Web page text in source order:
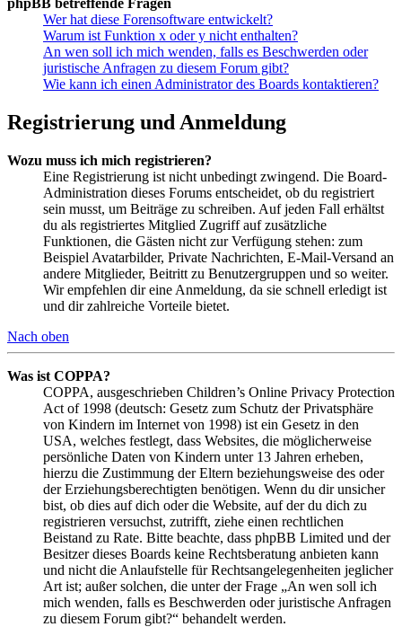
Wer hat diese Forensoftware entwickelt?
Warum ist Funktion x oder y nicht enthalten?
An wen soll ich mich wenden, falls es Beschwerden oder
juristische Anfragen zu diesem Forum gibt?
Wie kann ich einen Administrator des Boards kontaktieren?
Registrierung und Anmeldung
Wozu muss ich mich registrieren?
Eine Registrierung ist nicht unbedingt zwingend. Die Board-
Administration dieses Forums entscheidet, ob du registriert
sein musst, um Beiträge zu schreiben. Auf jeden Fall erhältst
du als registriertes Mitglied Zugriff auf zusätzliche
Funktionen, die Gästen nicht zur Verfügung stehen: zum
Beispiel Avatarbilder, Private Nachrichten, E-Mail-Versand an
andere Mitglieder, Beitritt zu Benutzergruppen und so weiter.
Wir empfehlen dir eine Anmeldung, da sie schnell erledigt ist
und dir zahlreiche Vorteile bietet.
Nach oben
Was ist COPPA?
COPPA, ausgeschrieben Children’s Online Privacy Protection
Act of 1998 (deutsch: Gesetz zum Schutz der Privatsphäre
von Kindern im Internet von 1998) ist ein Gesetz in den
USA, welches festlegt, dass Websites, die möglicherweise
persönliche Daten von Kindern unter 13 Jahren erheben,
hierzu die Zustimmung der Eltern beziehungsweise des oder
der Erziehungsberechtigten benötigen. Wenn du dir unsicher
bist, ob dies auf dich oder die Website, auf der du dich zu
registrieren versuchst, zutrifft, ziehe einen rechtlichen
Beistand zu Rate. Bitte beachte, dass phpBB Limited und der
Besitzer dieses Boards keine Rechtsberatung anbieten kann
und nicht die Anlaufstelle für Rechtsangelegenheiten jeglicher
Art ist; außer solchen, die unter der Frage „An wen soll ich
mich wenden, falls es Beschwerden oder juristische Anfragen
zu diesem Forum gibt?“ behandelt werden.